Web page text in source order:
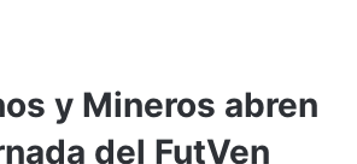
y Mineros abren
del FutVen